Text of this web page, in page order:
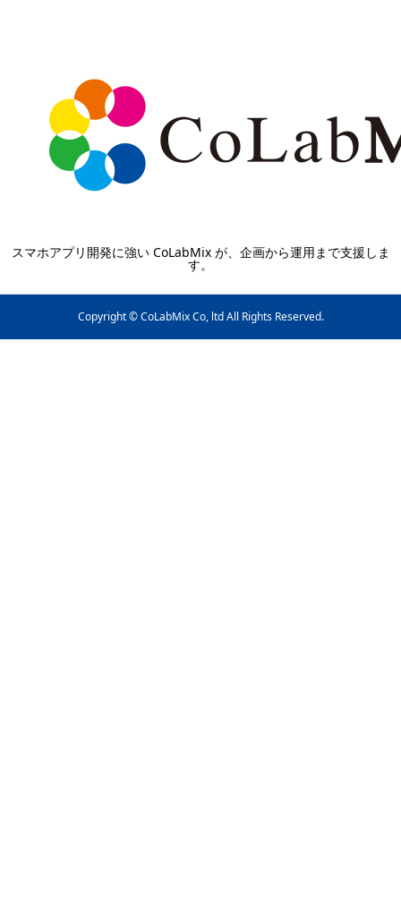
スマホアプリ開発に強い CoLabMix が、企画から運用まで支援しま
す。
Copyright © CoLabMix Co, ltd All Rights Reserved.